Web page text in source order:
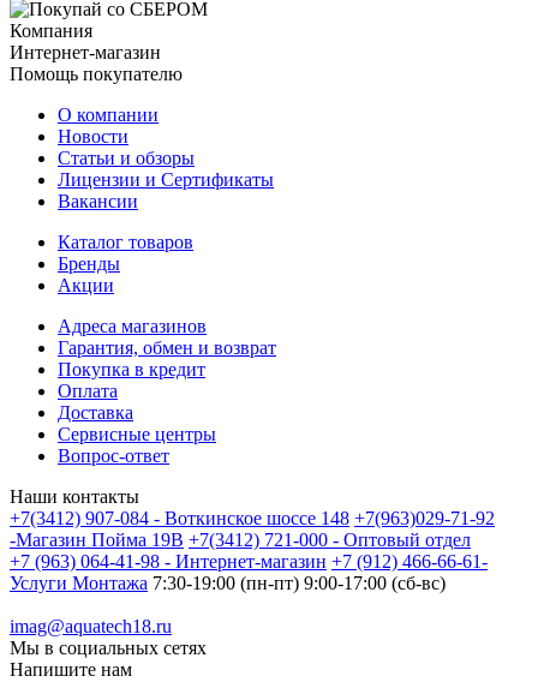
Компания
Интернет-магазин
Помощь покупателю
О компании
Новости
Статьи и обзоры
Лицензии и Сертификаты
Вакансии
Каталог товаров
Бренды
Акции
Адреса магазинов
Гарантия, обмен и возврат
Покупка в кредит
Оплата
Доставка
Сервисные центры
Вопрос-ответ
Наши контакты
+7(3412) 907-084 - Воткинское шоссе 148 +7(963)029-71-92
-Магазин Пойма 19В +7(3412) 721-000 - Оптовый отдел
+7 (963) 064-41-98 - Интернет-магазин +7 (912) 466-66-61-
Услуги Монтажа 7:30-19:00 (пн-пт) 9:00-17:00 (сб-вс)
imag@aquatech18.ru
Мы в социальных сетях
Напишите нам